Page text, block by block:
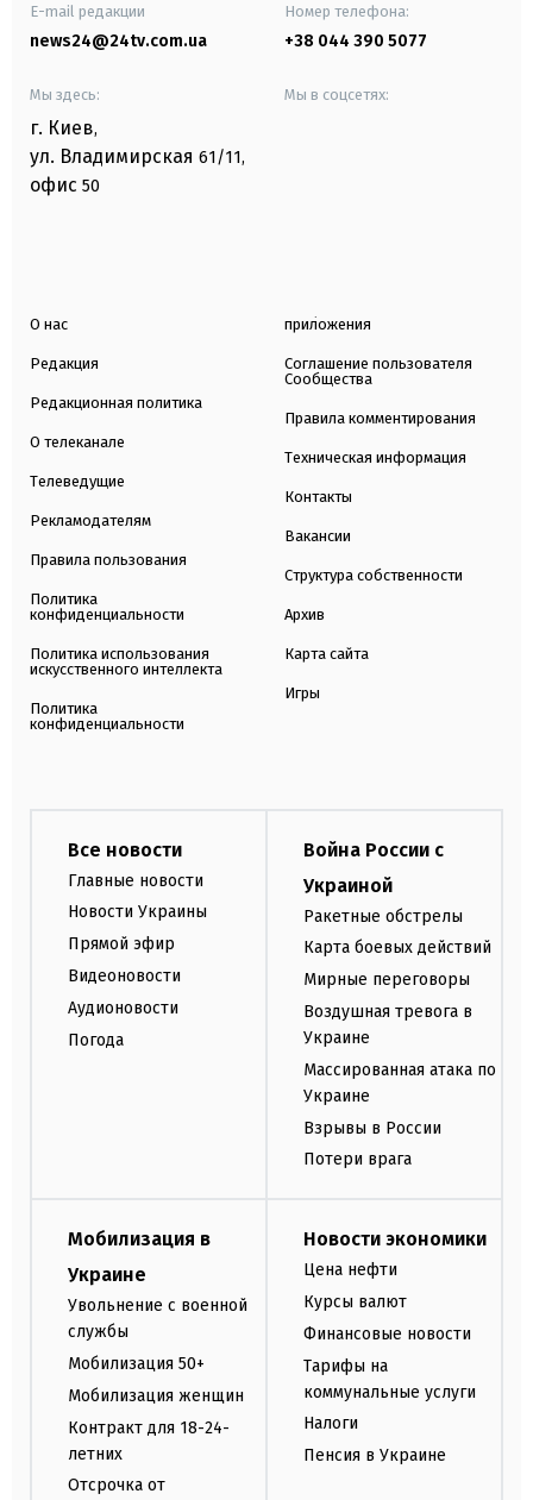
E-mail редакции
news24@24tv.com.ua
Номер телефона:
+38 044 390 5077
Мы здесь:
г. Киев,
ул. Владимирская 61/11,
офис 50
Мы в соцсетях:
О нас
Редакция
Редакционная политика
О телеканале
Телеведущие
Рекламодателям
Правила пользования
Политика
конфиденциальности
Политика использования
искусственного интеллекта
Политика
конфиденциальности
приложения
Соглашение пользователя
Сообщества
Правила комментирования
Техническая информация
Контакты
Вакансии
Структура собственности
Архив
Карта сайта
Игры
Все новости
Главные новости
Новости Украины
Прямой эфир
Видеоновости
Аудионовости
Погода
Война России с
Украиной
Ракетные обстрелы
Карта боевых действий
Мирные переговоры
Воздушная тревога в
Украине
Массированная атака по
Украине
Взрывы в России
Потери врага
Мобилизация в
Украине
Увольнение с военной
службы
Мобилизация 50+
Мобилизация женщин
Контракт для 18-24-
летних
Отсрочка от
Новости экономики
Цена нефти
Курсы валют
Финансовые новости
Тарифы на
коммунальные услуги
Налоги
Пенсия в Украине